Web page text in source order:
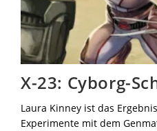
X-23: Cyborg-
Laura Kinney ist das
Experimente mit dem